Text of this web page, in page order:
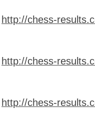
http://chess-
http://chess-
http://chess-